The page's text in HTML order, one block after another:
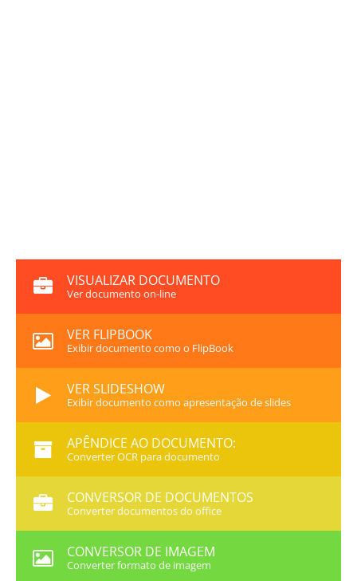
VISUALIZAR DOCUMENTO
Ver documento on-line
VER FLIPBOOK
Exibir documento como o FlipBook
VER SLIDESHOW
Exibir documento como apresentação de slides
APÊNDICE AO DOCUMENTO:
Converter OCR para documento
CONVERSOR DE DOCUMENTOS
Converter documentos do office
CONVERSOR DE IMAGEM
Converter formato de imagem